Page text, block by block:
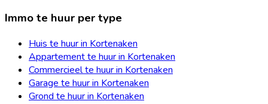
Immo te huur per type
Huis te huur in Kortenaken
Appartement te huur in Kortenaken
Commercieel te huur in Kortenaken
Garage te huur in Kortenaken
Grond te huur in Kortenaken